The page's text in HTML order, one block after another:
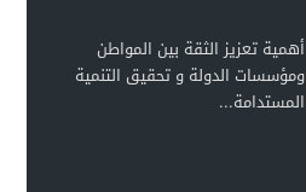
أهمية تعزيز الثقة بين المواطن
ومؤسسات الدولة و تحقيق التنمية
المستدامة...